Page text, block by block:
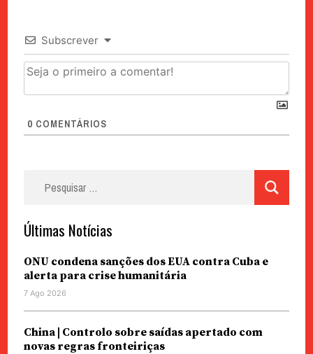
Subscrever
0 COMENTÁRIOS
Últimas Notícias
ONU condena sanções dos EUA contra Cuba e
alerta para crise humanitária
7 Ago 2026
China | Controlo sobre saídas apertado com
novas regras fronteiriças